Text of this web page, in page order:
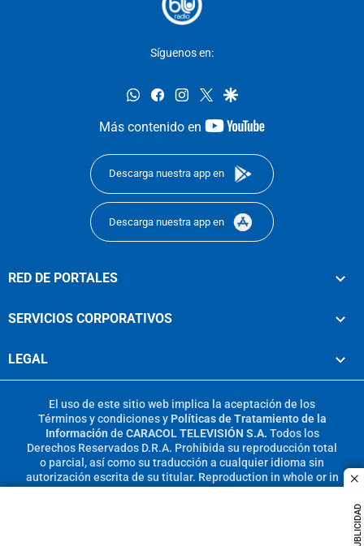
PUBLICIDAD
Síguenos en:
whatsappfacebookinstagram
twittergoogle
Más contenido en
youtube-
Descarga nuestra app en
Descarga nuestra app en
RED DE PORTALES
SERVICIOS CORPORATIVOS
LEGAL
El uso de este sitio web implica la aceptación de los
Términos y condicionesy Políticas de Tratamiento de la
Información de CARACOL TELEVISIÓN S.A. Todos los
Derechos Reservados D.R.A. Prohibida su reproducción total
o parcial, así como su traducción a cualquier idioma sin
autorización escrita de su titular. Reproduction in whole or in